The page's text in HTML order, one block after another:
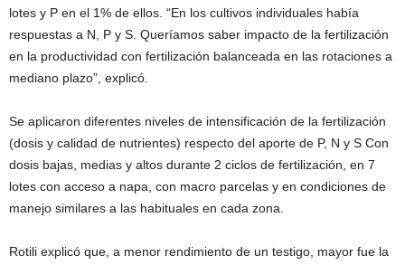
lotes y P en el 1% de ellos. “En los cultivos individuales había
respuestas a N, P y S. Queríamos saber impacto de la fertilización
en la productividad con fertilización balanceada en las rotaciones a
mediano plazo”, explicó.
Se aplicaron diferentes niveles de intensificación de la fertilización
(dosis y calidad de nutrientes) respecto del aporte de P, N y S Con
dosis bajas, medias y altos durante 2 ciclos de fertilización, en 7
lotes con acceso a napa, con macro parcelas y en condiciones de
manejo similares a las habituales en cada zona.
Rotili explicó que, a menor rendimiento de un testigo, mayor fue la